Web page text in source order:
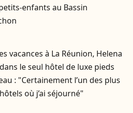
enfants au Bassin
vacances à La Réunion, Helena
le seul hôtel de luxe pieds
: "Certainement l’un des plus
où j’ai séjourné"